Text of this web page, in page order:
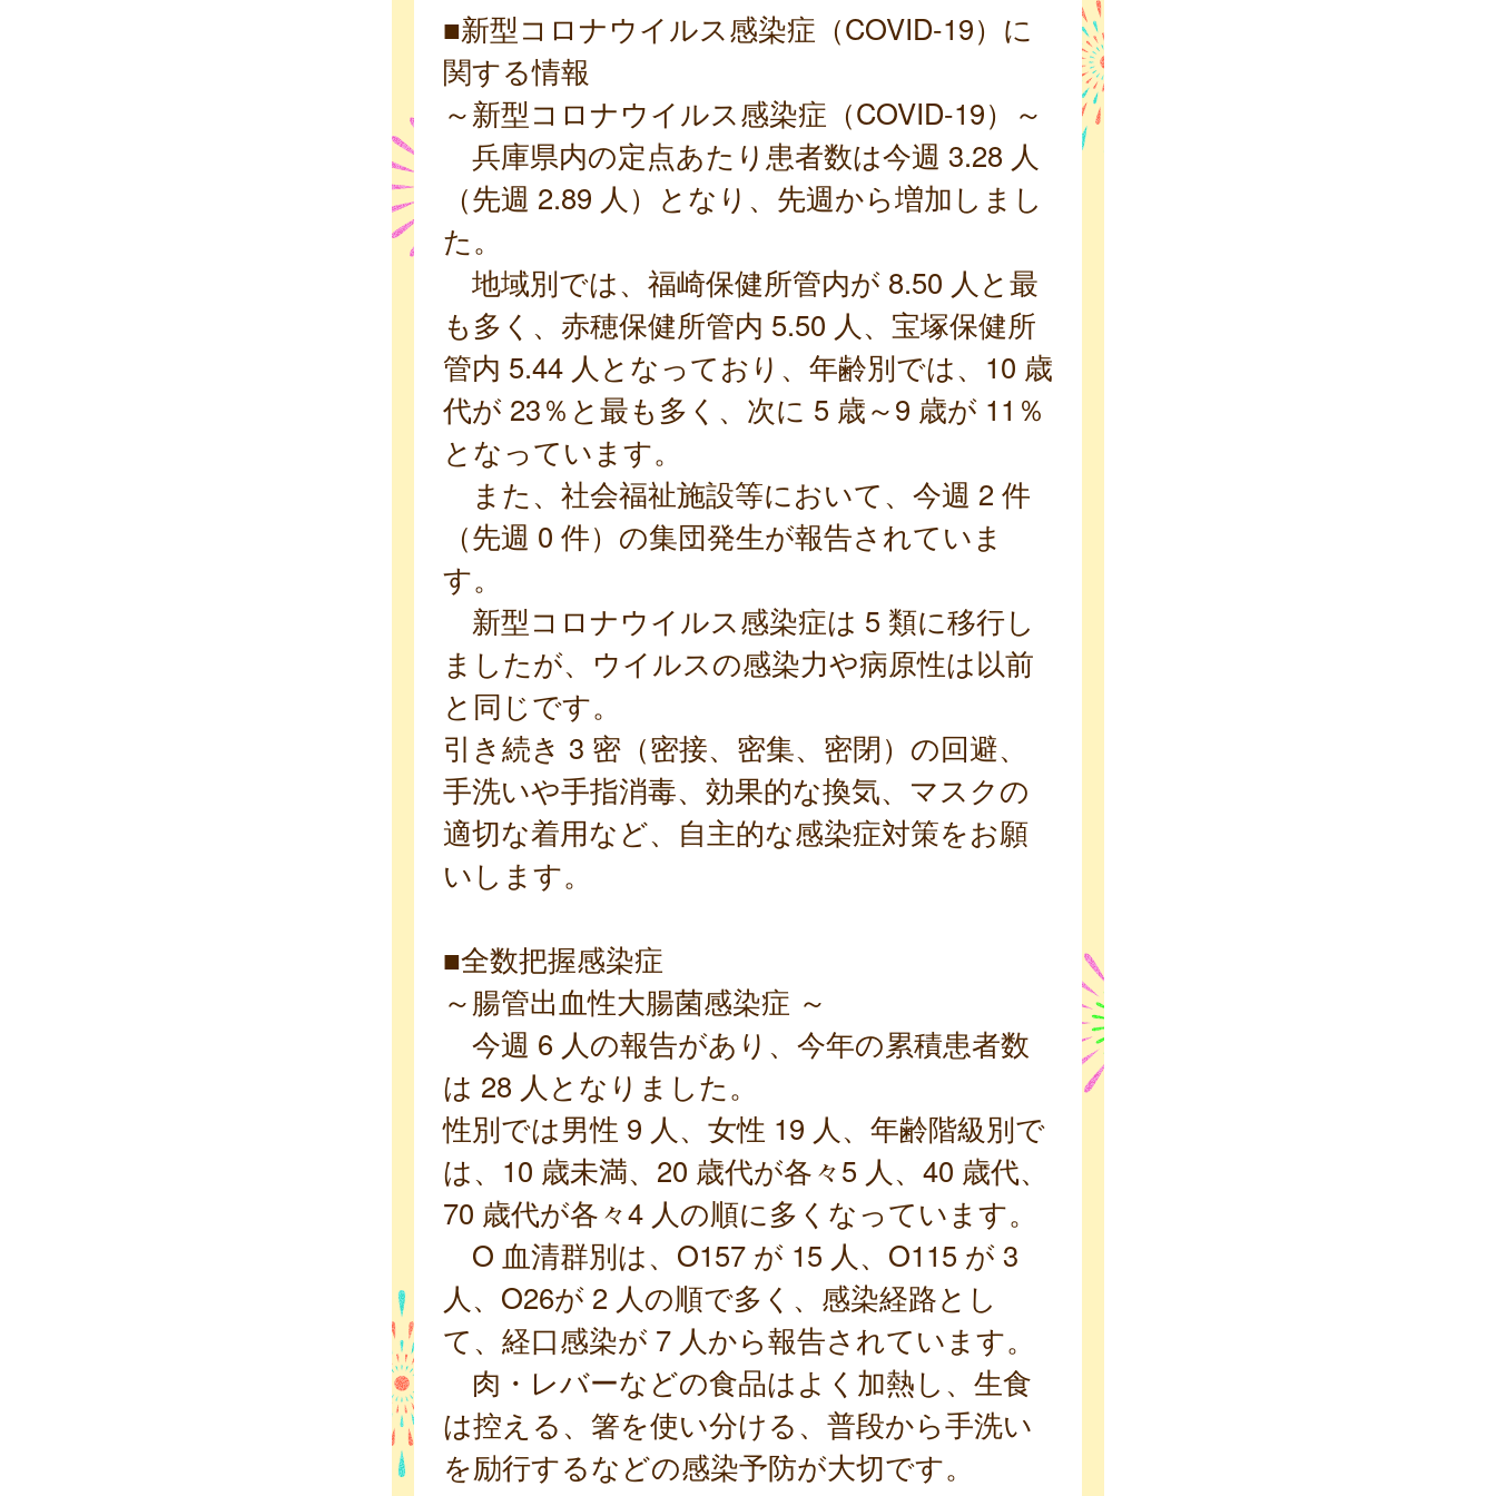
■新型コロナウイルス感染症（COVID-19）に
関する情報
～新型コロナウイルス感染症（COVID-19）～
兵庫県内の定点あたり患者数は今週 3.28 人
（先週 2.89 人）となり、先週から増加しまし
た。
地域別では、福崎保健所管内が 8.50 人と最
も多く、赤穂保健所管内 5.50 人、宝塚保健所
管内 5.44 人となっており、年齢別では、10 歳
代が 23％と最も多く、次に 5 歳～9 歳が 11％
となっています。
また、社会福祉施設等において、今週 2 件
（先週 0 件）の集団発生が報告されていま
す。
新型コロナウイルス感染症は 5 類に移行し
ましたが、ウイルスの感染力や病原性は以前
と同じです。
引き続き 3 密（密接、密集、密閉）の回避、
手洗いや手指消毒、効果的な換気、マスクの
適切な着用など、自主的な感染症対策をお願
いします。
■全数把握感染症
～腸管出血性大腸菌感染症 ～
今週 6 人の報告があり、今年の累積患者数
は 28 人となりました。
性別では男性 9 人、女性 19 人、年齢階級別で
は、10 歳未満、20 歳代が各々5 人、40 歳代、
70 歳代が各々4 人の順に多くなっています。
O 血清群別は、O157 が 15 人、O115 が 3
人、O26が 2 人の順で多く、感染経路とし
て、経口感染が 7 人から報告されています。
肉・レバーなどの食品はよく加熱し、生食
は控える、箸を使い分ける、普段から手洗い
を励行するなどの感染予防が大切です。